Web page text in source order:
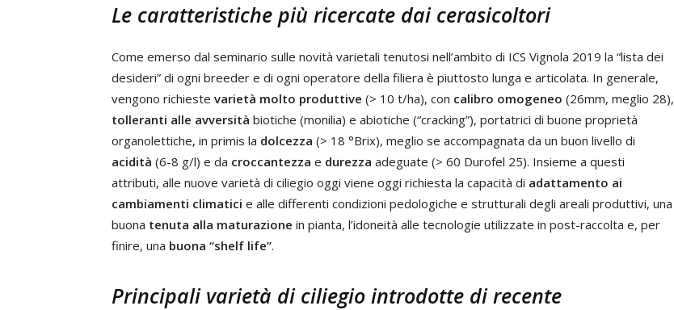
Le caratteristiche più ricercate dai cerasicoltori
Come emerso dal seminario sulle novità varietali tenutosi nell’ambito di ICS Vignola 2019 la “lista dei
desideri” di ogni breeder e di ogni operatore della filiera è piuttosto lunga e articolata. In generale,
vengono richieste varietà molto produttive (> 10 t/ha), con calibro omogeneo (26mm, meglio 28),
tolleranti alle avversità biotiche (monilia) e abiotiche (“cracking”), portatrici di buone proprietà
organolettiche, in primis la dolcezza (> 18 °Brix), meglio se accompagnata da un buon livello di
acidità (6-8 g/l) e da croccantezza e durezza adeguate (> 60 Durofel 25). Insieme a questi
attributi, alle nuove varietà di ciliegio oggi viene oggi richiesta la capacità di adattamento ai
cambiamenti climatici e alle differenti condizioni pedologiche e strutturali degli areali produttivi, una
buona tenuta alla maturazione in pianta, l’idoneità alle tecnologie utilizzate in post-raccolta e, per
finire, una buona “shelf life”.
Principali varietà di ciliegio introdotte di recente